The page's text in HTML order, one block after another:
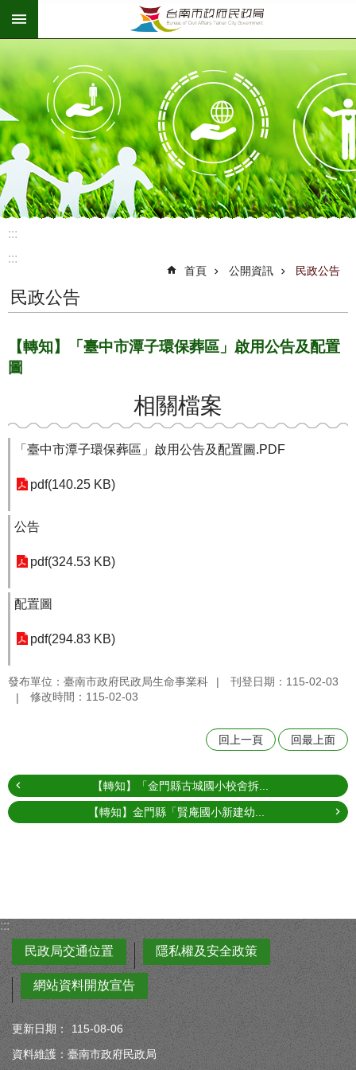
跳到主要內容區塊
:::
:::
首頁 公開資訊 民政公告
民政公告
【轉知】「臺中市潭子環保葬區」啟用公告及配置
圖
相關檔案
「臺中市潭子環保葬區」啟用公告及配置圖.PDF
pdf(140.25 KB)
公告
pdf(324.53 KB)
配置圖
pdf(294.83 KB)
發布單位：臺南市政府民政局生命事業科
刊登日期：115-02-03
修改時間：115-02-03
回上一頁 回最上面
【轉知】「金門縣古城國小校舍拆...
【轉知】金門縣「賢庵國小新建幼...
:::
民政局交通位置
隱私權及安全政策
網站資料開放宣告
更新日期：
115-08-06
資料維護：臺南市政府民政局